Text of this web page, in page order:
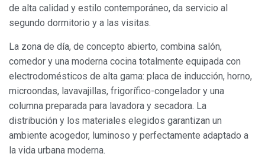
de alta calidad y estilo contemporáneo, da servicio al
segundo dormitorio y a las visitas.
La zona de día, de concepto abierto, combina salón,
comedor y una moderna cocina totalmente equipada con
electrodomésticos de alta gama: placa de inducción, horno,
microondas, lavavajillas, frigorífico-congelador y una
columna preparada para lavadora y secadora. La
distribución y los materiales elegidos garantizan un
ambiente acogedor, luminoso y perfectamente adaptado a
la vida urbana moderna.